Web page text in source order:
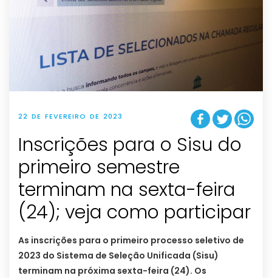
22 DE FEVEREIRO DE 2023
Inscrições para o Sisu do
primeiro semestre
terminam na sexta-feira
(24); veja como participar
As inscrições para o primeiro processo seletivo de
2023 do Sistema de Seleção Unificada (Sisu)
terminam na próxima sexta-feira (24). Os